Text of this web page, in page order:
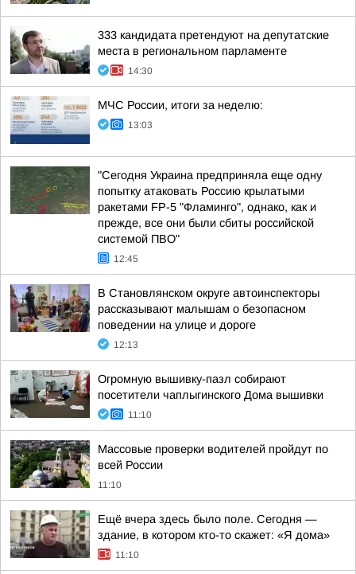
333 кандидата претендуют на депутатские
места в региональном парламенте
14:30
МЧС России, итоги за неделю:
13:03
"Сегодня Украина предприняла еще одну
попытку атаковать Россию крылатыми
ракетами FP-5 "Фламинго", однако, как и
прежде, все они были сбиты российской
системой ПВО"
12:45
В Становлянском округе автоинспекторы
рассказывают малышам о безопасном
поведении на улице и дороге
12:13
Огромную вышивку-пазл собирают
посетители чаплыгинского Дома вышивки
11:10
Массовые проверки водителей пройдут по
всей России
11:10
Ещё вчера здесь было поле. Сегодня —
здание, в котором кто-то скажет: «Я дома»
11:10